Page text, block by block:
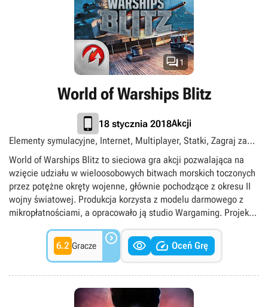
1
World of Warships Blitz
18 stycznia 2018Akcji
Elementy symulacyjne, Internet, Multiplayer, Statki, Zagraj za
darmo
World of Warships Blitz to sieciowa gra akcji pozwalająca na
wzięcie udziału w wieloosobowych bitwach morskich toczonych
przez potężne okręty wojenne, głównie pochodzące z okresu II
wojny światowej. Produkcja korzysta z modelu darmowego z
mikropłatnościami, a opracowało ją studio Wargaming. Projekt
Warships, dopasowaną do specyfiki grania na urządzeniach
mobilnych. Rozgrywka jest mniej skomplikowana, a potyczki
znacznie szybsze, co w połączeniu z mniejszymi mapami i mniej
licznymi drużynami sprawia, że mecze trwają najczęściej
poniżej dziesięciu minut. Mimo to gra zachowała dużo realizmu.
6.2 Gracze    Oceń Grę